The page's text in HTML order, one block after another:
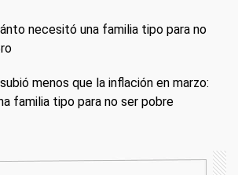
necesitó una familia tipo para no
menos que la inflación en marzo:
familia tipo para no ser pobre